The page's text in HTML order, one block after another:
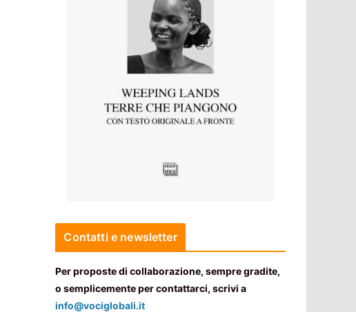
Contatti e newsletter
Per proposte di collaborazione, sempre gradite,
o semplicemente per contattarci, scrivi a
info@vociglobali.it